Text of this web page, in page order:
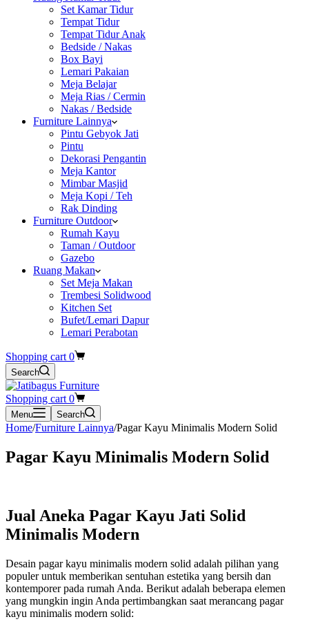
Set Kamar Tidur
Tempat Tidur
Tempat Tidur Anak
Bedside / Nakas
Box Bayi
Lemari Pakaian
Meja Belajar
Meja Rias / Cermin
Nakas / Bedside
Furniture Lainnya
Pintu Gebyok Jati
Pintu
Dekorasi Pengantin
Meja Kantor
Mimbar Masjid
Meja Kopi / Teh
Rak Dinding
Furniture Outdoor
Rumah Kayu
Taman / Outdoor
Gazebo
Ruang Makan
Set Meja Makan
Trembesi Solidwood
Kitchen Set
Bufet/Lemari Dapur
Lemari Perabotan
Shopping cart 0
Search
Shopping cart 0
Menu Search
Home/Furniture Lainnya/Pagar Kayu Minimalis Modern Solid
Pagar Kayu Minimalis Modern Solid
Jual Aneka Pagar Kayu Jati Solid
Minimalis Modern
Desain pagar kayu minimalis modern solid adalah pilihan yang
populer untuk memberikan sentuhan estetika yang bersih dan
kontemporer pada rumah Anda. Berikut adalah beberapa elemen
yang mungkin ingin Anda pertimbangkan saat merancang pagar
kayu minimalis modern solid: